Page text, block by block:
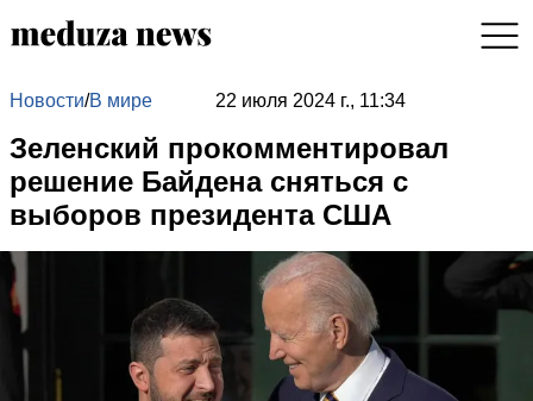
Новости/В мире 22 июля 2024 г., 11:34
Зеленский прокомментировал
решение Байдена сняться с
выборов президента США